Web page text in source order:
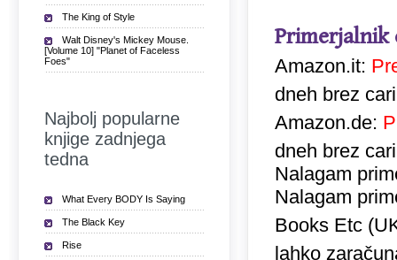
Primerjalnik
Amazon.it:
dneh brez
Amazon.de:
dneh brez
Nalagam
Nalagam
Books Etc
lahko
The King of Style
Walt Disney's Mickey Mouse.
[Volume 10] "Planet of Faceless
Foes"
Najbolj popularne
knjige zadnjega
tedna
What Every BODY Is Saying
The Black Key
Rise